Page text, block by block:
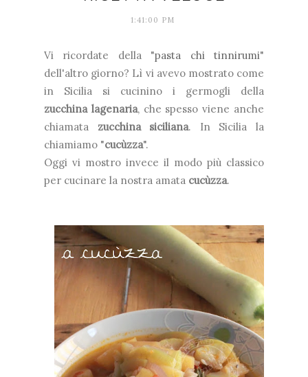
1:41:00 PM
Vi ricordate della "pasta chi tinnirumi"
dell'altro giorno? Lì vi avevo mostrato come
in Sicilia si cucinino i germogli della
zucchina lagenaria, che spesso viene anche
chiamata zucchina siciliana. In Sicilia la
chiamiamo "cucùzza".
Oggi vi mostro invece il modo più classico
per cucinare la nostra amata cucùzza.